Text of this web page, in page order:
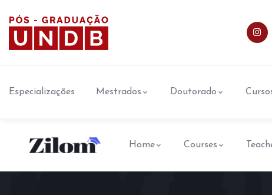
Especializações Mestrados Doutorado
Home Courses